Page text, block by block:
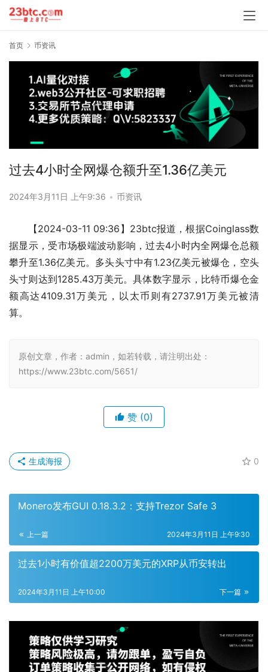
首页 币资讯
过去4小时全网爆仓额升至1.36亿美元
2024年3月11日 上午9:36 • 币资讯
【2024-03-11 09:36】23btc报道，根据Coinglass数
据显示，受市场极端波动影响，过去4小时内全网爆仓总额
攀升至1.36亿美元。多头头寸中有1.23亿美元被爆仓，空头
头寸则达到1285.43万美元。具体数字显示，比特币爆仓金
额高达4109.31万美元，以太币则有2737.91万美元被清
算。
原创文章，作者：admin，如若转载，请注明出处：
https://www.23btc.com/5651/
赞 (0)
0
生成海报
Monero发布GUI 0.18.3.2：支持Trezor Safe 3
上一篇 2024年3月11日 上午9:30
过去1小时有价值超2200万美元的XRP从币安转出
下一篇
2024年3月11日 上午10:00